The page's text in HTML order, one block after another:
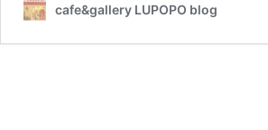
cafe&gallery LUPOPO blog